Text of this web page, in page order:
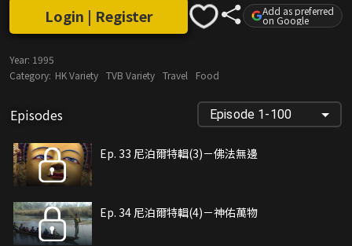
Login | Register Add as preferred
on Google
Year: 1995
Category: HK Variety TVB Variety Travel Food
Episodes Episode 1-100
Ep. 33 尼泊爾特輯(3)－佛法無邊
Ep. 34 尼泊爾特輯(4)－神佑萬物